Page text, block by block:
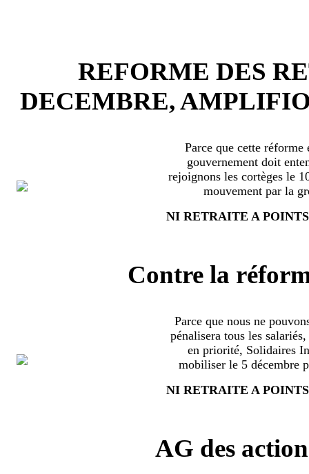
REFORME DES
DECEMBRE,
Parce que cette
gouvernement doit
rejoignons les cortèges le
mouvement par la
NI RETRAITE A
Contre la
Parce que nous ne
pénalisera tous les
en priorité, Solidaires
mobiliser le 5 décembre
NI RETRAITE A
AG des